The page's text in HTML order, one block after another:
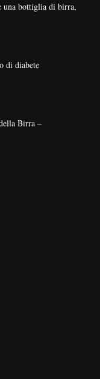
una bottiglia di birra,
di diabete
Birra –